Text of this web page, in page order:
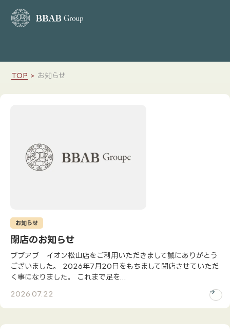
ホーム
店舗検索
採用情報
お問合せ
TOP お知らせ
お知らせ
閉店のお知らせ
ブブアブ イオン松山店をご利用いただきまして誠にありがとう
ございました。 2026年7月20日をもちまして閉店させていただ
く事になりました。 これまで足を...
2026.07.22